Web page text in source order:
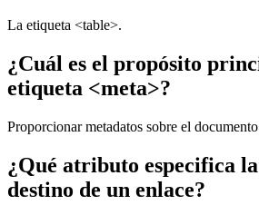
La etiqueta <table>.
¿Cuál es el propósito
etiqueta <meta>?
Proporcionar metadatos sobre el
¿Qué atributo especifica
destino de un enlace?